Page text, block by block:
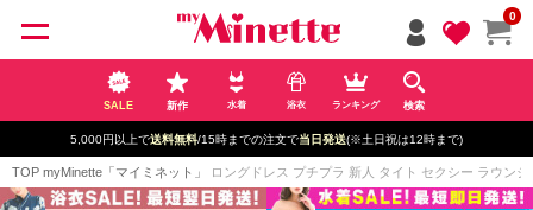
0
SALE 新作 水着 浴衣 ランキング 検索
5,000円以上で送料無料/15時までの注文で当日発送(※土日祝は12時まで)
TOP myMinette「マイミネット」 ロングドレス プチプラ 新人 タイト セクシー ラウン
ペー
ジト
ップ